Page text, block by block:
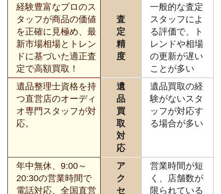
経験豊富なプロのス
タッフが商品の価値
を正確に見極め、最
新市場相場とトレン
ドに基づいた適正査
定で高額買取！
査
定
精
度
一般的な査定
スタッフによ
る評価で、ト
レンドや相場
の更新が遅い
ことが多い
遺品整理士資格を持
つ直営店のオーディ
オ専門スタッフが対
応。
遺
品
買
取
対
応
遺品買取の経
験がないスタ
ッフが対応す
る場合が多い
年中無休、9:00～
20:30の営業時間で
電話対応、全国直営
ア
ク
セ
営業時間が短
く、店舗数が
限られている